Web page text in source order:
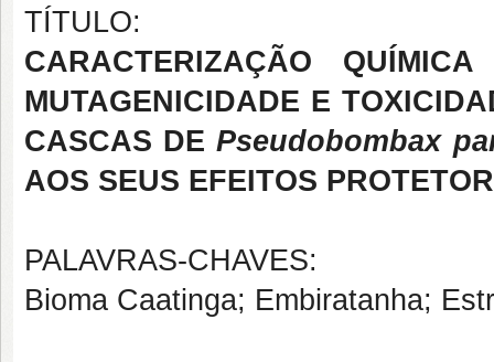
TÍTULO:
CARACTERIZAÇÃO
MUTAGENICIDADE E
CASCAS DEPseudobombax
AOS SEUS EFEITOS
PALAVRAS-CHAVES:
Bioma Caatinga; Embiratanha;